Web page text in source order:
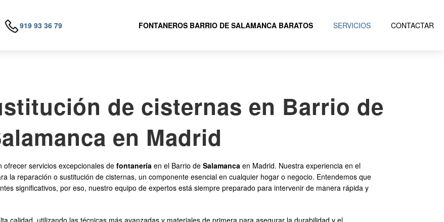
919 93 36 79 FONTANEROS BARRIO DE SALAMANCA BARATOS SERVICIOS CONTACTAR
de cisternas en Barrio de
en Madrid
ofrecer servicios excepcionales de fontanería en el Barrio de Salamanca en Madrid. Nuestra experiencia en el
la reparación o sustitución de cisternas, un componente esencial en cualquier hogar o negocio. Entendemos que
significativos, por eso, nuestro equipo de expertos está siempre preparado para intervenir de manera rápida y
calidad, utilizando las técnicas más avanzadas y materiales de primera para asegurar la durabilidad y el